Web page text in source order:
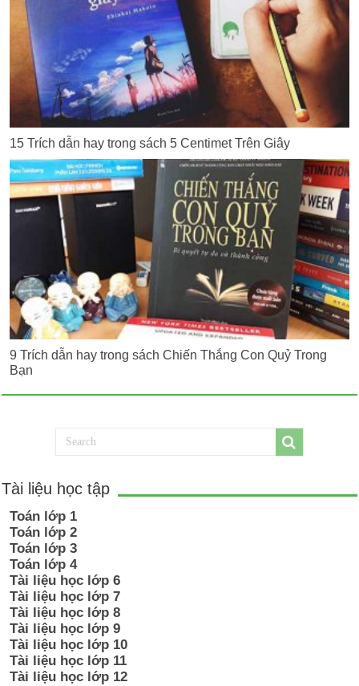
15 Trích dẫn hay trong sách 5 Centimet Trên Giây
9 Trích dẫn hay trong sách Chiến Thắng Con Quỷ Trong
Bạn
Tài liệu học tập
Toán lớp 1
Toán lớp 2
Toán lớp 3
Toán lớp 4
Tài liệu học lớp 6
Tài liệu học lớp 7
Tài liệu học lớp 8
Tài liệu học lớp 9
Tài liệu học lớp 10
Tài liệu học lớp 11
Tài liệu học lớp 12